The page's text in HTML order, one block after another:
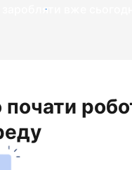
заробляти вже сьогодні
почати